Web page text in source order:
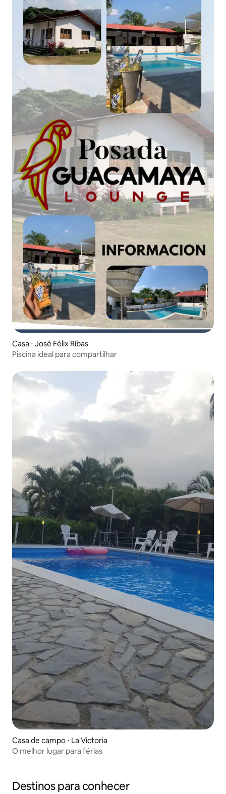
Casa ⋅ José Félix Ribas
Piscina ideal para compartilhar
Casa de campo ⋅ La Victoria
O melhor lugar para férias
Destinos para conhecer